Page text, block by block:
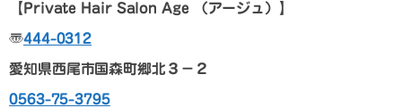
【Private Hair Salon Age （アージュ） 】
〠444-0312
愛知県西尾市国森町郷北３－２
0563-75-3795